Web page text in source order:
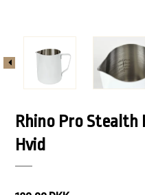
Rhino Pro
Hvid